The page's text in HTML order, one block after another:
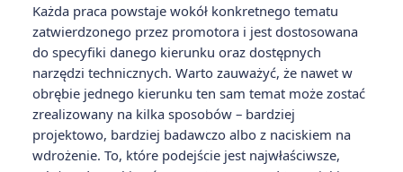
Każda praca powstaje wokół konkretnego tematu
zatwierdzonego przez promotora i jest dostosowana
do specyfiki danego kierunku oraz dostępnych
narzędzi technicznych. Warto zauważyć, że nawet w
obrębie jednego kierunku ten sam temat może zostać
zrealizowany na kilka sposobów – bardziej
projektowo, bardziej badawczo albo z naciskiem na
wdrożenie. To, które podejście jest najwłaściwsze,